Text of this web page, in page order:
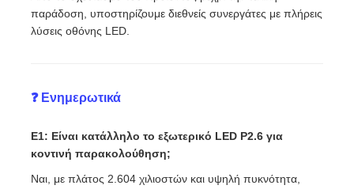
παράδοση, υποστηρίζουμε διεθνείς συνεργάτες με πλήρεις
λύσεις οθόνης LED.
❓ Ενημερωτικά
Ε1: Είναι κατάλληλο το εξωτερικό LED P2.6 για
κοντινή παρακολούθηση;
Ναι, με πλάτος 2.604 χιλιοστών και υψηλή πυκνότητα,